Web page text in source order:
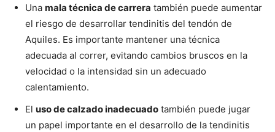
Una mala técnica de carrera también puede aumentar
el riesgo de desarrollar tendinitis del tendón de
Aquiles. Es importante mantener una técnica
adecuada al correr, evitando cambios bruscos en la
velocidad o la intensidad sin un adecuado
calentamiento.
El uso de calzado inadecuado también puede jugar
un papel importante en el desarrollo de la tendinitis